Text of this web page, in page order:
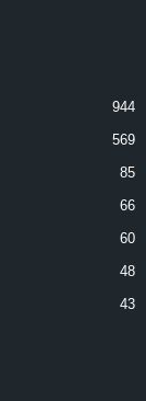
944
569
85
66
60
48
43